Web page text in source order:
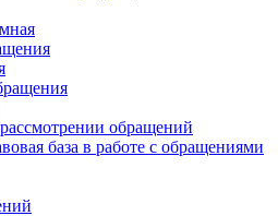
обращений
база в работе с обращениями